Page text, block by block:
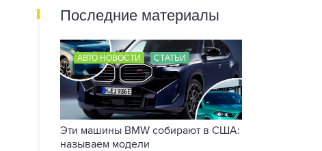
Последние материалы
АВТО НОВОСТИ СТАТЬИ
Эти машины BMW собирают в США:
называем модели